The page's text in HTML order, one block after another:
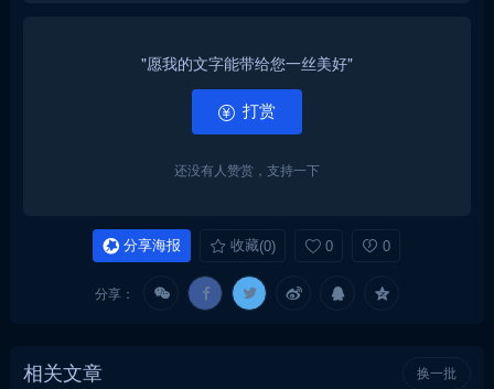
"愿我的文字能带给您一丝美好"
打赏
还没有人赞赏，支持一下
分享海报 收藏(0) 0 0
分享：
相关文章 换一批